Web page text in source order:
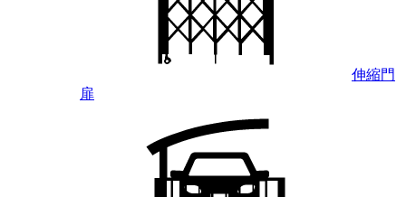
伸縮門
扉